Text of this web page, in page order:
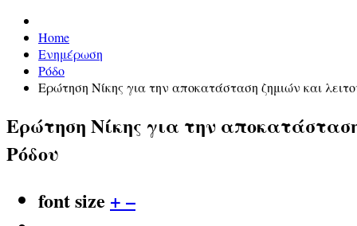
Home
Ενημέρωση
Ρόδο
Ερώτηση Νίκης για την αποκατάσταση ζημιών και
Ερώτηση Νίκης για την
Ρόδου
font size + –